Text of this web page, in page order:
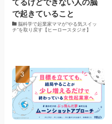
で起きていること
脳科学で起業家ママが“やる気スイッ
チ”を取り戻す【ヒーロースタジオ】